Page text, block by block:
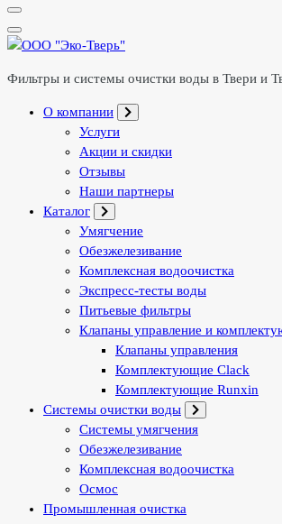
Фильтры и системы очистки воды в Твери и
О компании
Услуги
Акции и скидки
Отзывы
Наши партнеры
Каталог
Умягчение
Обезжелезивание
Комплексная водоочистка
Экспресс-тесты воды
Питьевые фильтры
Клапаны управление и
Клапаны управления
Комплектующие Clack
Комплектующие Runxin
Системы очистки воды
Системы умягчения
Обезжелезивание
Комплексная водоочистка
Осмос
Промышленная очистка